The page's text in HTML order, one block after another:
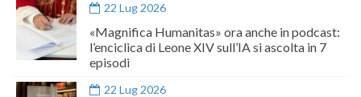
22 Lug 2026
«Magnifica Humanitas» ora anche in podcast:
l’enciclica di Leone XIV sull’IA si ascolta in 7
episodi
22 Lug 2026